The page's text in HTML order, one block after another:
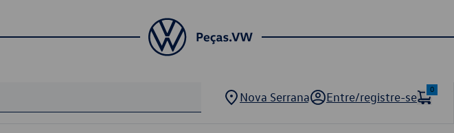
Nova Serrana Entre/registre-se
0